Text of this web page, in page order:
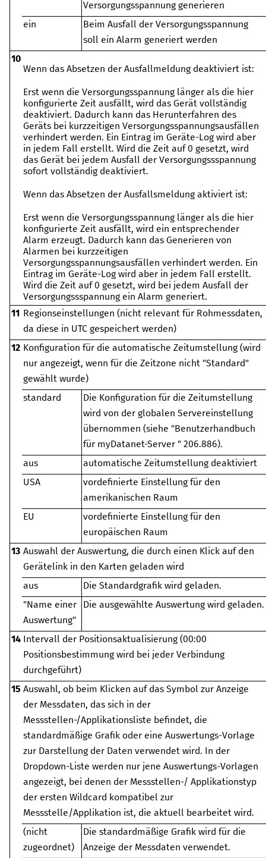
Versorgungsspannung generieren
ein
Beim Ausfall der Versorgungsspannung
soll ein Alarm generiert werden
10
Wenn das Absetzen der Ausfallmeldung deaktiviert ist:
Erst wenn die Versorgungsspannung länger als die hier
konfigurierte Zeit ausfällt, wird das Gerät vollständig
deaktiviert. Dadurch kann das Herunterfahren des
Geräts bei kurzzeitigen Versorgungsspannungsausfällen
verhindert werden. Ein Eintrag im Geräte-Log wird aber
in jedem Fall erstellt. Wird die Zeit auf 0 gesetzt, wird
das Gerät bei jedem Ausfall der Versorgungssspannung
sofort vollständig deaktiviert.
Wenn das Absetzen der Ausfallsmeldung aktiviert ist:
Erst wenn die Versorgungsspannung länger als die hier
konfigurierte Zeit ausfällt, wird ein entsprechender
Alarm erzeugt. Dadurch kann das Generieren von
Alarmen bei kurzzeitigen
Versorgungsspannungsausfällen verhindert werden. Ein
Eintrag im Geräte-Log wird aber in jedem Fall erstellt.
Wird die Zeit auf 0 gesetzt, wird bei jedem Ausfall der
Versorgungssspannung ein Alarm generiert.
11 Regionseinstellungen (nicht relevant für Rohmessdaten,
da diese in UTC gespeichert werden)
12 Konfiguration für die automatische Zeitumstellung (wird
nur angezeigt, wenn für die Zeitzone nicht "Standard"
gewählt wurde)
standard
Die Konfiguration für die Zeitumstellung
wird von der globalen Servereinstellung
übernommen (siehe "Benutzerhandbuch
für myDatanet-Server " 206.886).
aus
automatische Zeitumstellung deaktiviert
USA
vordefinierte Einstellung für den
amerikanischen Raum
EU
vordefinierte Einstellung für den
europäischen Raum
13 Auswahl der Auswertung, die durch einen Klick auf den
Gerätelink in den Karten geladen wird
aus
Die Standardgrafik wird geladen.
"Name einer
Auswertung"
Die ausgewählte Auswertung wird geladen.
14 Intervall der Positionsaktualisierung (00:00
Positionsbestimmung wird bei jeder Verbindung
durchgeführt)
15 Auswahl, ob beim Klicken auf das Symbol zur Anzeige
der Messdaten, das sich in der
Messstellen‑/Applikationsliste befindet, die
standardmäßige Grafik oder eine Auswertungs-Vorlage
zur Darstellung der Daten verwendet wird. In der
Dropdown-Liste werden nur jene Auswertungs-Vorlagen
angezeigt, bei denen der Messstellen-/ Applikationstyp
der ersten Wildcard kompatibel zur
Messstelle/Applikation ist, die aktuell bearbeitet wird.
(nicht
zugeordnet)
Die standardmäßige Grafik wird für die
Anzeige der Messdaten verwendet.